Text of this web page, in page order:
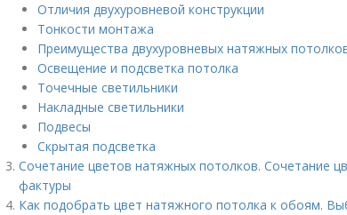
Отличия двухуровневой конструкции
Тонкости монтажа
Преимущества двухуровневых натяжных
Освещение и подсветка потолка
Точечные светильники
Накладные светильники
Подвесы
Скрытая подсветка
Сочетание цветов натяжных потолков. Сочетание
фактуры
Как подобрать цвет натяжного потолка к обоям.